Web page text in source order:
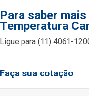
Para saber
Temperatura
Ligue para(11) 4061-
Faça sua cotação